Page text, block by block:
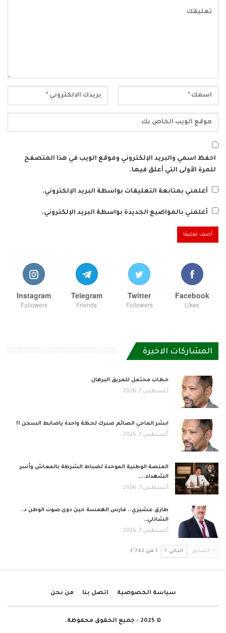
احفظ اسمي والبريد الإلكتروني وموقع الويب في هذا المتصفح
للمرة الأولى التي أعلق فيها.
أعلمني بمتابعة التعليقات بواسطة البريد الإلكتروني.
أعلمني بالمواضيع الجديدة بواسطة البريد الإلكتروني.
Facebook
Likes
Twitter
Followers
Telegram
Friends
Instagram
Followers
المشاركات الاخيرة
خطاب محتمل للفريق البرهان
أغسطس 7, 2026
ابشر الماحي الصائم صبرك لحظة واحدة ياضابط السجن !!
أغسطس 7, 2026
المنصة الوطنية الموحدة لضباط الشرطة بالمعاش وأسر
الشهداء..…
أغسطس 7, 2026
طارق عشيري.. فارس الهمسة حين دوى صوت الوطن د.
الشاذلي…
أغسطس 7, 2026
السابق التالي 1 من 3٬742
سياسة الخصوصية اتصل بنا من نحن
© 2025 - جميع الحقوق محفوظة.